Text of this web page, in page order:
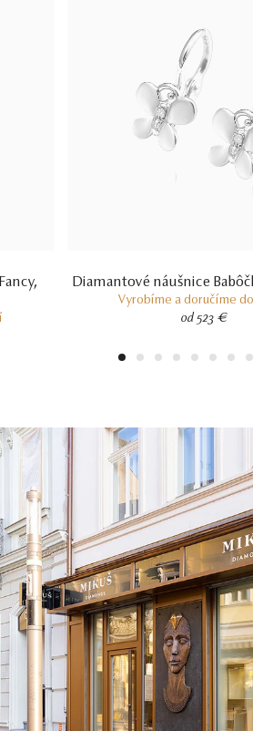
Diamantové náušnice
Vyrobíme a doručíme
od 523 €
1 2 3 4 5 6 7 8